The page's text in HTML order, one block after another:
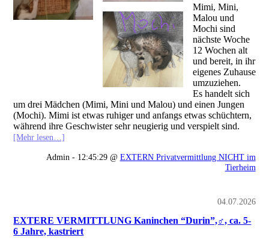
Mimi, Mini,
Malou und
Mochi sind
nächste Woche
12 Wochen alt
und bereit, in ihr
eigenes Zuhause
umzuziehen.
Es handelt sich
um drei Mädchen (Mimi, Mini und Malou) und einen Jungen
(Mochi). Mimi ist etwas ruhiger und anfangs etwas schüchtern,
während ihre Geschwister sehr neugierig und verspielt sind.
[Mehr lesen…]
Admin - 12:45:29 @ EXTERN Privatvermittlung NICHT im
Tierheim
04.07.2026
EXTERE VERMITTLUNG Kaninchen “Durin”,♂, ca. 5-
6 Jahre, kastriert